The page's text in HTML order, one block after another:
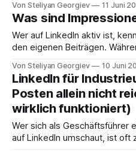
bestehen: Man hat ein
bestehenden Kundenstamm
erfährt niemand davon. Viele
organische Beiträge, die
Von Steliyan Georgiev 11 Juni
Was sind
Wer auf LinkedIn aktiv ist,
den eigenen Beiträgen.
fundierter Expertise im
verbirgt sich hinter diesen
Entscheider ist diese
Metrik – sie ist das Fundament
Von Steliyan Georgiev 10 Juni
LinkedIn für
Posten allein nicht
wirklich funktioniert)
Wer sich als Geschäftsführer
auf LinkedIn umschaut, ist oft